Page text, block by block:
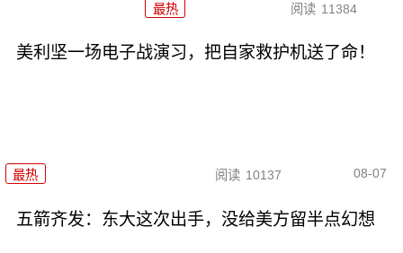
最热 阅读 11384
美利坚一场电子战演习，把自家救护机送了命！
最热 阅读 10137 08-07
五箭齐发：东大这次出手，没给美方留半点幻想